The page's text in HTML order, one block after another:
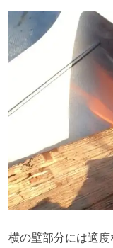
横の壁部分には適